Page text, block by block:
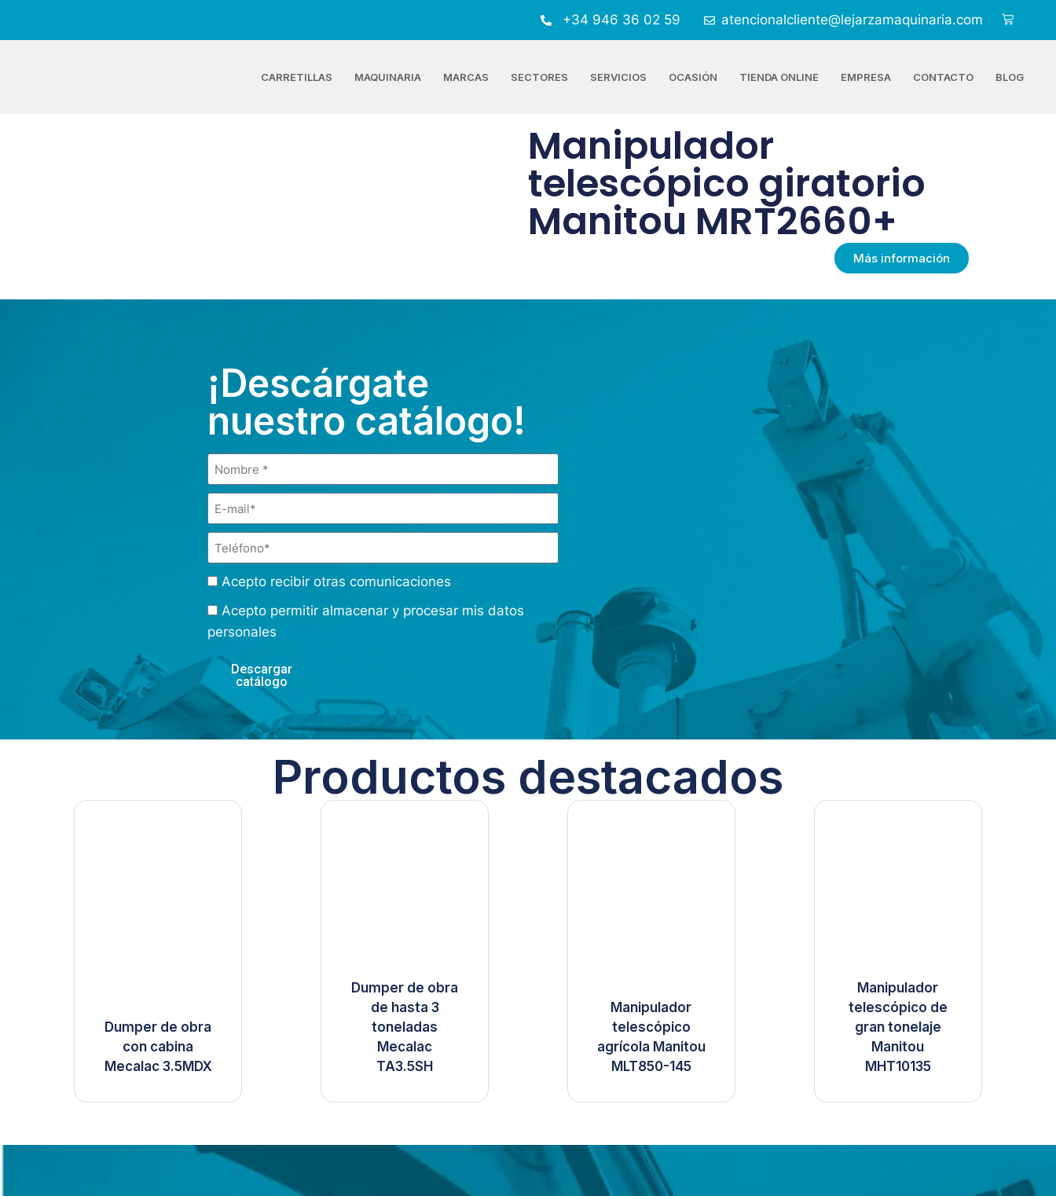
+34 946 36 02 59 atencionalcliente@lejarzamaquinaria.com
CARRETILLAS MAQUINARIA MARCAS SECTORES SERVICIOS OCASIÓN TIENDA ONLINE EMPRESA CONTACTO BLOG
Manipulador
telescópico giratorio
Manitou MRT2660+
Más información
¡Descárgate
nuestro catálogo!
Acepto recibir otras comunicaciones
Acepto permitir almacenar y procesar mis datos
personales
Descargar
catálogo
Productos destacados
Dumper de obra
con cabina
Mecalac 3.5MDX
Dumper de obra
de hasta 3
toneladas
Mecalac
TA3.5SH
Manipulador
telescópico
agrícola Manitou
MLT850-145
Manipulador
telescópico de
gran tonelaje
Manitou
MHT10135